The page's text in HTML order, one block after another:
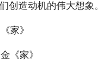
创造动机的伟大想象。
家》
《家》